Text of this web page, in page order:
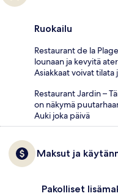
Ruokailu
Restaurant de la
lounaan ja kevyitä
Asiakkaat voivat tilata
Restaurant Jardin –
on näkymä
Auki joka päivä
Maksut ja
Pakolliset